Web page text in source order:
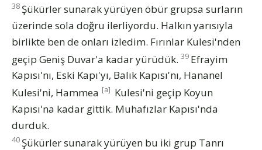
38 Şükürler sunarak yürüyen öbür grupsa surların
üzerinde sola doğru ilerliyordu. Halkın yarısıyla
birlikte ben de onları izledim. Fırınlar Kulesi'nden
geçip Geniş Duvar'a kadar yürüdük. 39 Efrayim
Kapısı'nı, Eski Kapı'yı, Balık Kapısı'nı, Hananel
Kulesi'ni, Hammea [a] Kulesi'ni geçip Koyun
Kapısı'na kadar gittik. Muhafızlar Kapısı'nda
durduk.
40 Şükürler sunarak yürüyen bu iki grup Tanrı